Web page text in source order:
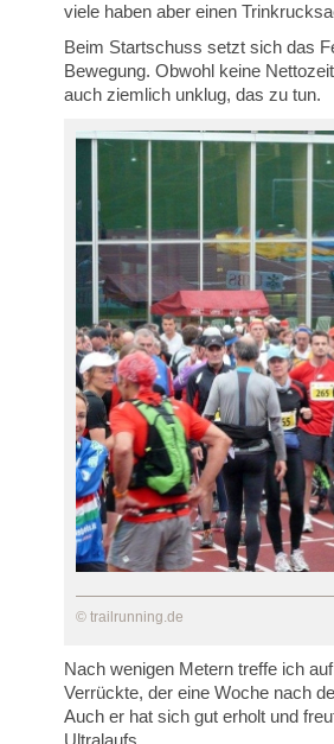
viele haben aber einen
Beim Startschuss setzt sich das
Bewegung. Obwohl keine
auch ziemlich unklug, das zu tun.
© trailrunning.de
Nach wenigen Metern treffe ich
Verrückte, der eine Woche nach
Auch er hat sich gut erholt und
Ultralaufs.